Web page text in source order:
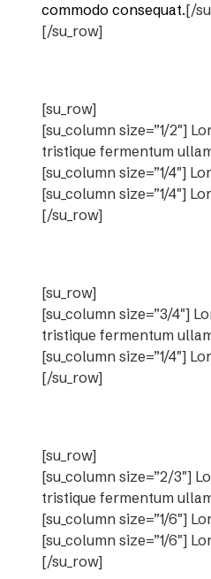
commodo consequat.[/
[/su_row]
[su_row]
[su_column size=”1/2″]
tristique fermentum
[su_column size=”1/4″]
[su_column size=”1/4″]
[/su_row]
[su_row]
[su_column size=”3/4″]
tristique fermentum
[su_column size=”1/4″]
[/su_row]
[su_row]
[su_column size=”2/3″]
tristique fermentum
[su_column size=”1/6″]
[su_column size=”1/6″]
[/su_row]